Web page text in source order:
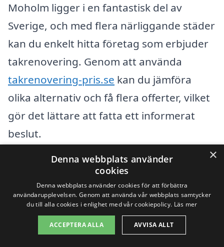
Moholm ligger i en fantastisk del av
Sverige, och med flera närliggande städer
kan du enkelt hitta företag som erbjuder
takrenovering. Genom att använda
takrenovering-pris.se kan du jämföra
olika alternativ och få flera offerter, vilket
gör det lättare att fatta ett informerat
beslut.
Några av de städer som ligger i närheten
av Moholm och som har företag
specialiserade på takrenovering
inkluderar:
×
Denna webbplats använder
cookies
Denna webbplats använder cookies för att förbättra
användarupplevelsen. Genom att använda vår webbplats samtycker
du till alla cookies i enlighet med vår cookiepolicy. Läs mer
ACCEPTERA ALLA AVVISA ALLT